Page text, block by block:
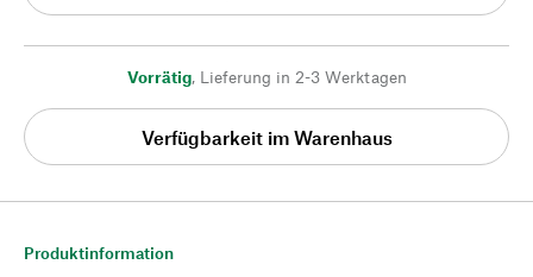
Vorrätig, Lieferung in 2-3 Werktagen
Verfügbarkeit im Warenhaus
Produktinformation